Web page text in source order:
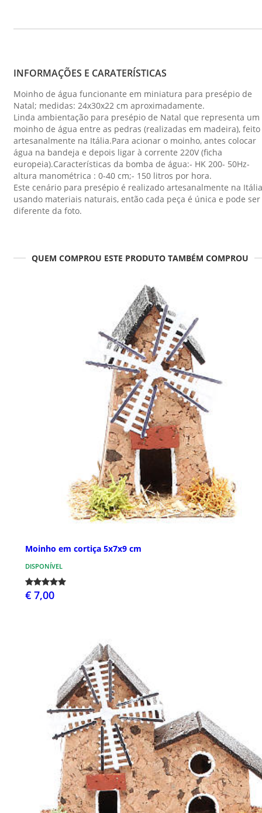
INFORMAÇÕES E CARATERÍSTICAS
Moinho de água funcionante em miniatura para presépio de
Natal; medidas: 24x30x22 cm aproximadamente.
Linda ambientação para presépio de Natal que representa um
moinho de água entre as pedras (realizadas em madeira), feito
artesanalmente na Itália.Para acionar o moinho, antes colocar
água na bandeja e depois ligar à corrente 220V (ficha
europeia).Características da bomba de água:- HK 200- 50Hz-
altura manométrica : 0-40 cm;- 150 litros por hora.
Este cenário para presépio é realizado artesanalmente na Itália
usando materiais naturais, então cada peça é única e pode ser
diferente da foto.
QUEM COMPROU ESTE PRODUTO TAMBÉM COMPROU
Moinho em cortiça 5x7x9 cm
DISPONÍVEL
€ 7,00